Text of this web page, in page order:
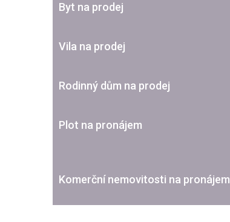
Byt na prodej
Vila na prodej
Rodinný dům na prodej
Plot na pronájem
Komerční nemovitosti na pronájem